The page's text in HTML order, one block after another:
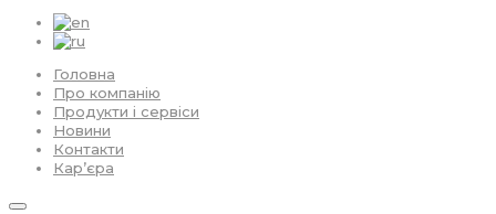
Головна
Про компанію
Продукти і сервіси
Новини
Контакти
Кар’єра